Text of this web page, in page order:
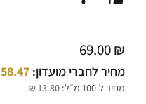
69.00₪
מחיר לחברי מועדון: 58.47
מחיר ל-100 מ״ל: 13.80
₪